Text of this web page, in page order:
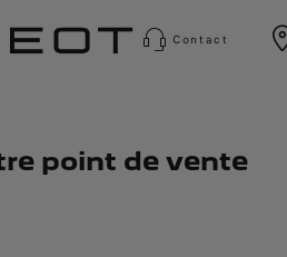
Contact
point de vente